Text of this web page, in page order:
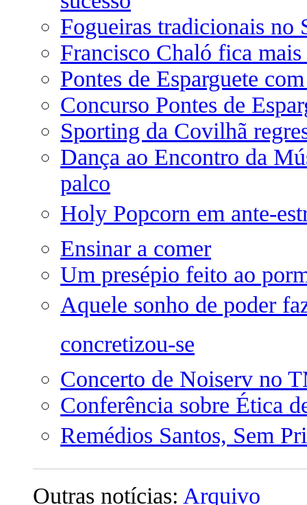
Fogueiras tradicionais no
Francisco Chaló fica
Pontes de Esparguete
Concurso Pontes de
Sporting da Covilhã
Dança ao Encontro da
palco
Holy Popcorn em ante-
Ensinar a comer
Um presépio feito ao
Aquele sonho de poder
concretizou-se
Concerto de Noiserv no
Conferência sobre Ética
Remédios Santos, Sem
Outras notícias: Arquivo